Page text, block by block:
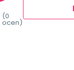
(0
ocen)